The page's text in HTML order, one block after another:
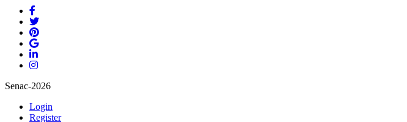
Senac-2026
Login
Register